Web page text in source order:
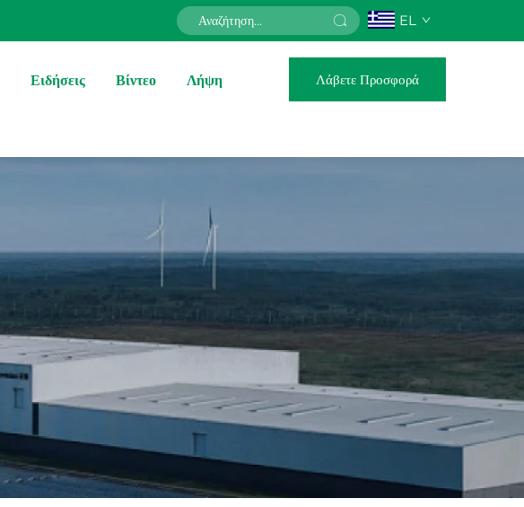
EL
Ειδήσεις Βίντεο Λήψη Λάβετε Προσφορά